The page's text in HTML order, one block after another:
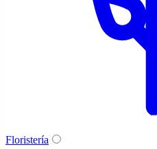
Floristería